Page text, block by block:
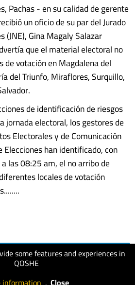
some features and experiences in
QOSHE
Pachas - en su calidad de gerente
un oficio de su par del Jurado
(JNE), Gina Magaly Salazar
que el material electoral no
de votación en Magdalena del
del Triunfo, Miraflores, Surquillo,
de identificación de riesgos
jornada electoral, los gestores de
Electorales y de Comunicación
Elecciones han identificado, con
las 08:25 am, el no arribo de
locales de votación
website